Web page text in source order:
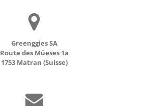
Greenggies SA
Route des Müeses 1a
1753 Matran (Suisse)